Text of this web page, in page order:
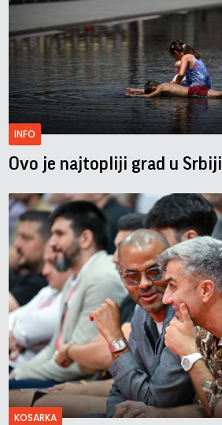
INFO
Ovo je najtopliji grad u Srbiji
KOSARKA